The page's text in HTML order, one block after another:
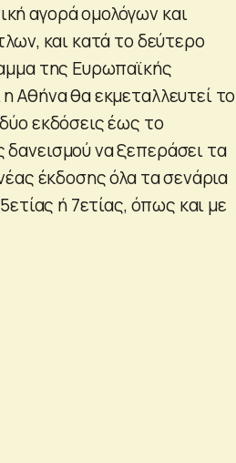
αγορά ομολόγων και
και κατά το δεύτερο
της Ευρωπαϊκής
Αθήνα θα εκμεταλλευτεί το
εκδόσεις έως το
να ξεπεράσει τα
έκδοσης όλα τα σενάρια
ή 7ετίας, όπως και με